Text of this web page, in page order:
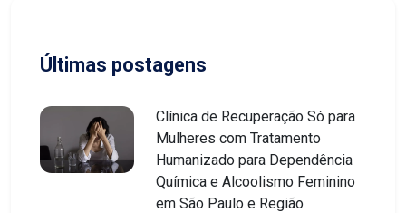
Últimas postagens
Clínica de Recuperação Só para
Mulheres com Tratamento
Humanizado para Dependência
Química e Alcoolismo Feminino
em São Paulo e Região